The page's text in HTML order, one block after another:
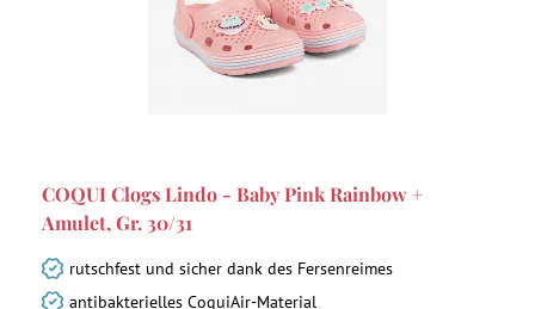
COQUI Clogs Lindo - Baby Pink Rainbow +
Amulet, Gr. 30/31
rutschfest und sicher dank des Fersenreimes
antibakterielles CoquiAir-Material